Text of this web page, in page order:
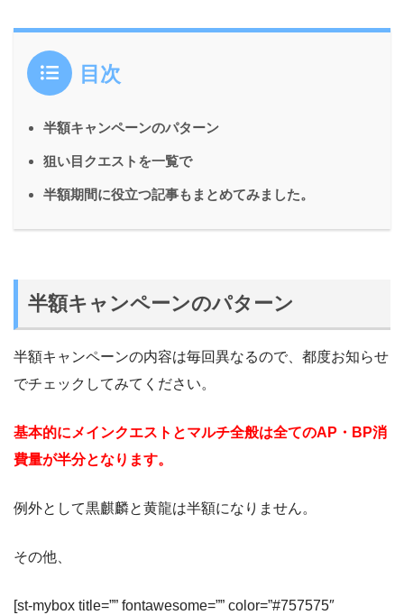
目次
半額キャンペーンのパターン
狙い目クエストを一覧で
半額期間に役立つ記事もまとめてみました。
半額キャンペーンのパターン
半額キャンペーンの内容は毎回異なるので、都度お知らせ
でチェックしてみてください。
基本的にメインクエストとマルチ全般は全てのAP・BP消
費量が半分となります。
例外として黒麒麟と黄龍は半額になりません。
その他、
[st-mybox title=”” fontawesome=”” color=”#757575″